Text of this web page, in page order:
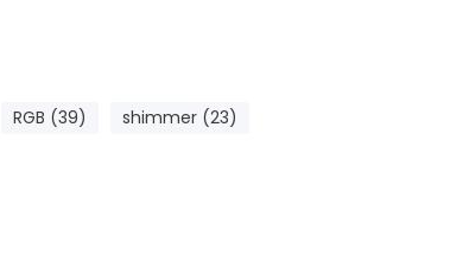
RGB (39)
shimmer (23)